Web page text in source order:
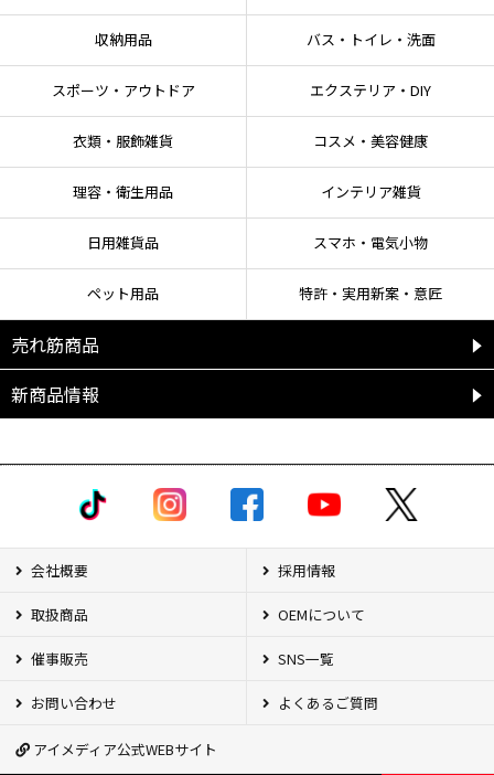
収納用品 バス・トイレ・洗面
スポーツ・アウトドア エクステリア・DIY
衣類・服飾雑貨 コスメ・美容健康
理容・衛生用品 インテリア雑貨
日用雑貨品 スマホ・電気小物
ペット用品 特許・実用新案・意匠
売れ筋商品
新商品情報
会社概要 採用情報
取扱商品 OEMについて
催事販売 SNS一覧
お問い合わせ よくあるご質問
アイメディア公式WEBサイト